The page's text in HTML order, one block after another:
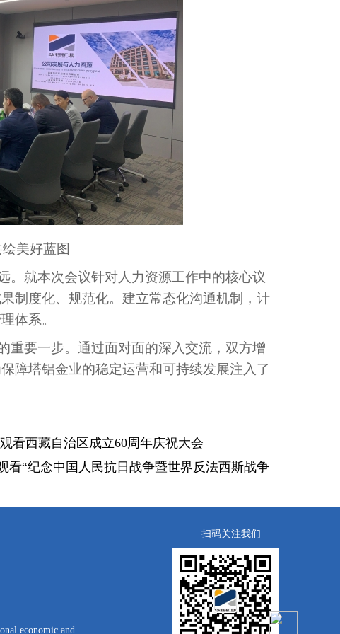
美好蓝图
。就本次会议针对人力资源工作中的核心议
制度化、规范化。建立常态化沟通机制，计
体系。
重要一步。通过面对面的深入交流，双方增
障塔铝金业的稳定运营和可持续发展注入了
看西藏自治区成立60周年庆祝大会
“纪念中国人民抗日战争暨世界反法西斯战争
economic and
扫码关注我们